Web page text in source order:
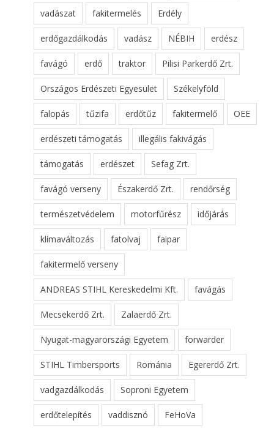
vadászat fakitermelés Erdély
erdőgazdálkodás vadász NÉBIH erdész
favágó erdő traktor Pilisi Parkerdő Zrt.
Országos Erdészeti Egyesület Székelyföld
falopás tűzifa erdőtűz fakitermelő OEE
erdészeti támogatás illegális fakivágás
támogatás erdészet Sefag Zrt.
favágó verseny Északerdő Zrt. rendőrség
természetvédelem motorfűrész időjárás
klímaváltozás fatolvaj faipar
fakitermelő verseny
ANDREAS STIHL Kereskedelmi Kft. favágás
Mecsekerdő Zrt. Zalaerdő Zrt.
Nyugat-magyarországi Egyetem forwarder
STIHL Timbersports Románia Egererdő Zrt.
vadgazdálkodás Soproni Egyetem
erdőtelepítés vaddisznó FeHoVa